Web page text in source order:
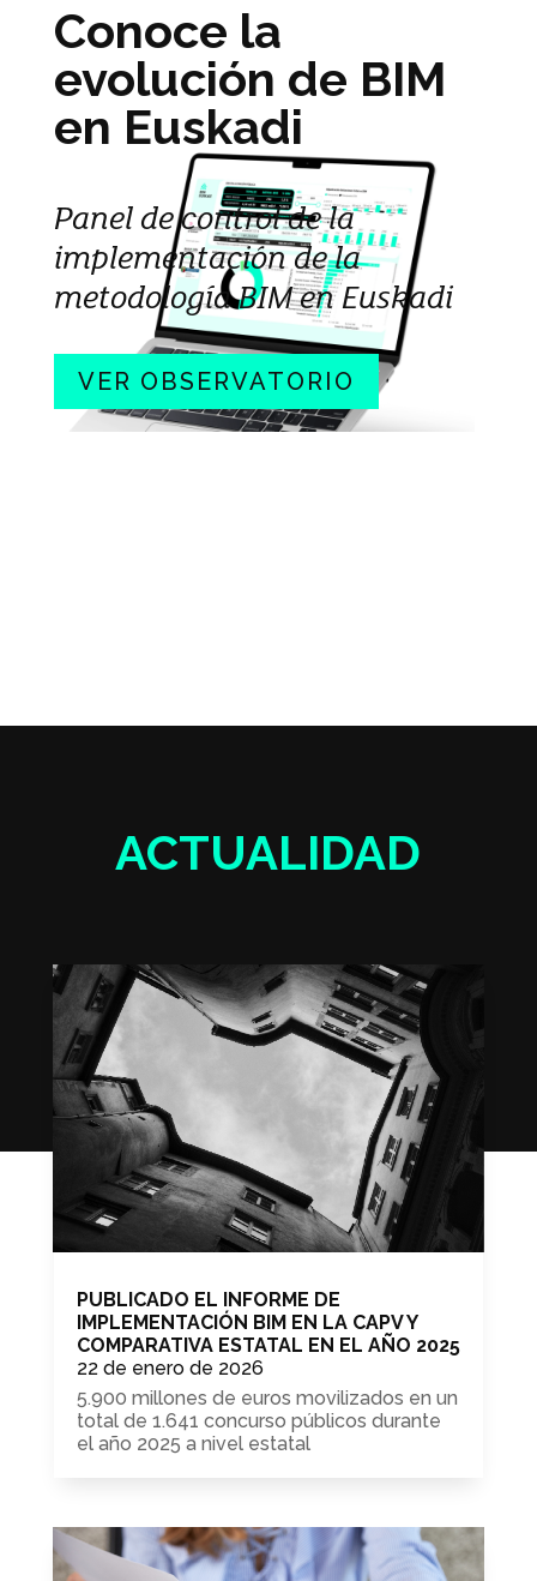
Conoce la
evolución de BIM
en Euskadi
Panel de control de la
implementación de la
metodología BIM en Euskadi
VER OBSERVATORIO
ACTUALIDAD
PUBLICADO EL INFORME DE
IMPLEMENTACIÓN BIM EN LA CAPV Y
COMPARATIVA ESTATAL EN EL AÑO 2025
22 de enero de 2026
5.900 millones de euros movilizados en un
total de 1.641 concurso públicos durante
el año 2025 a nivel estatal